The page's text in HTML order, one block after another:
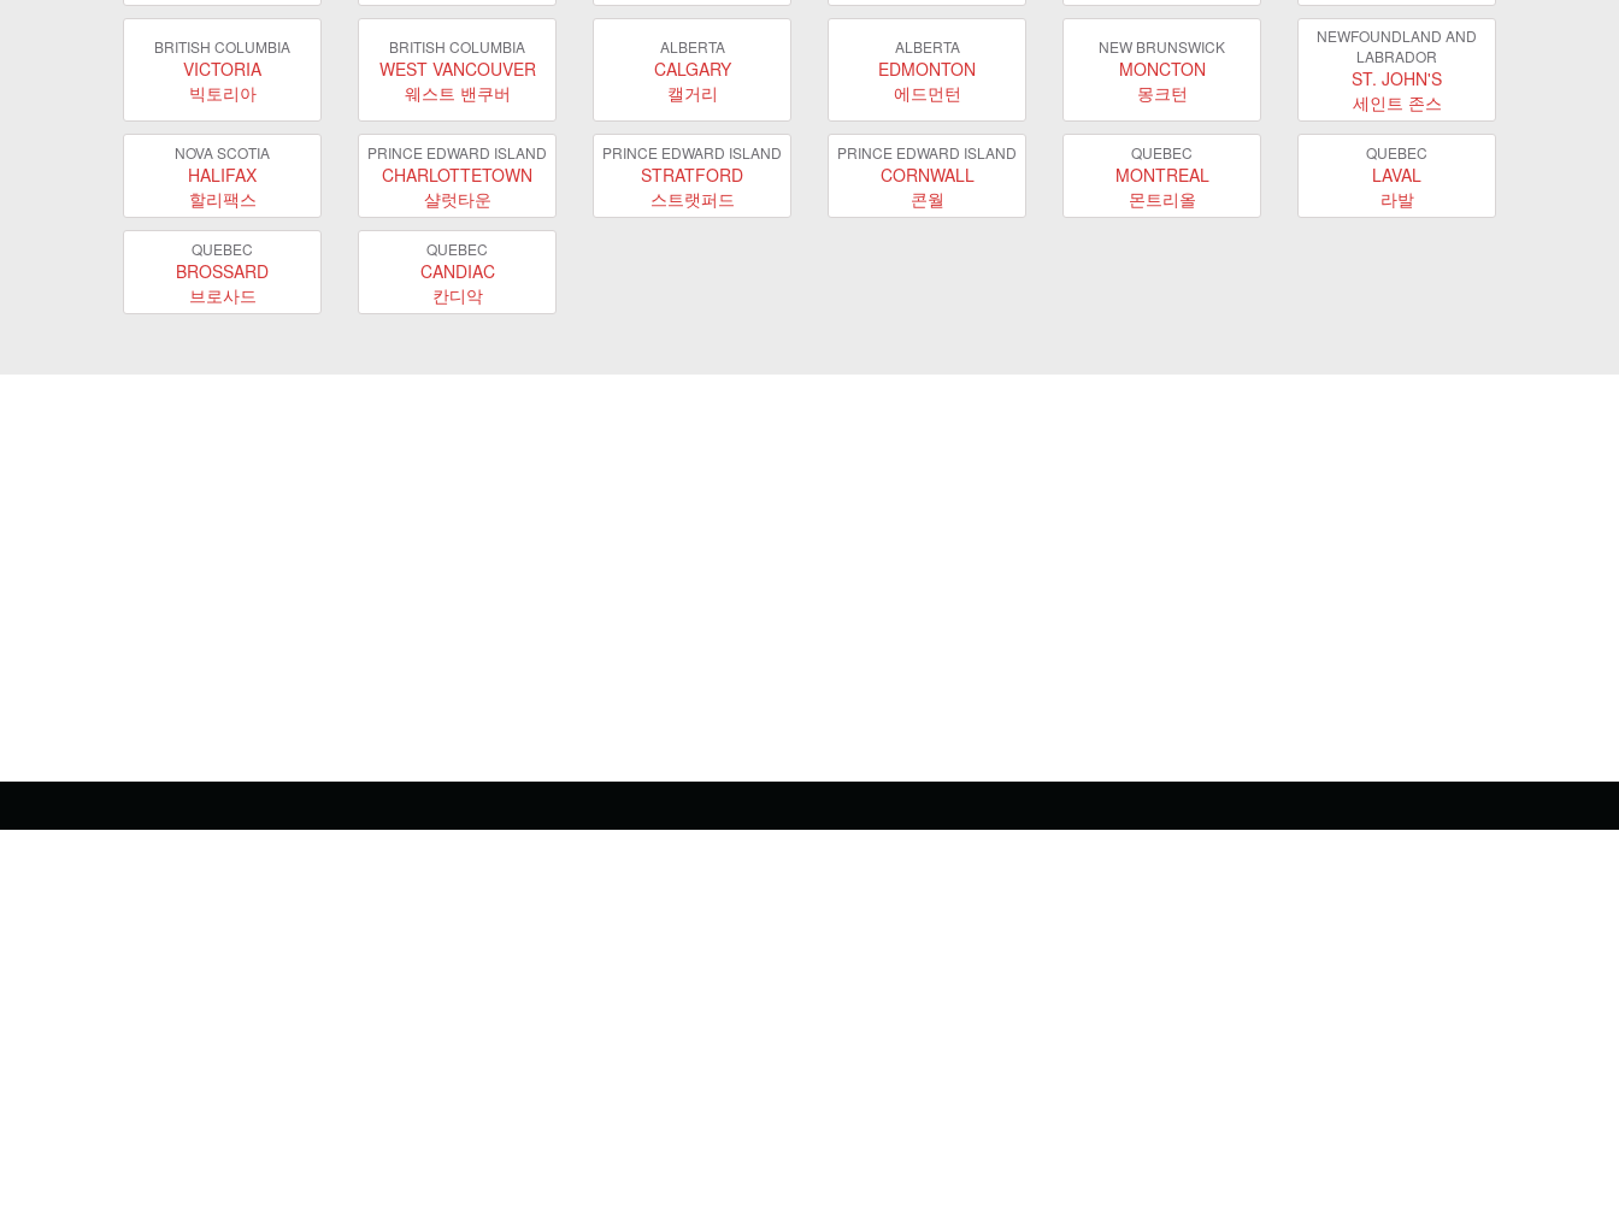
BRITISH COLUMBIA
VICTORIA
빅토리아
BRITISH COLUMBIA
WEST VANCOUVER
웨스트 밴쿠버
ALBERTA
CALGARY
캘거리
ALBERTA
EDMONTON
에드먼턴
NEW BRUNSWICK
MONCTON
몽크턴
NEWFOUNDLAND AND
LABRADOR
ST. JOHN'S
세인트 존스
NOVA SCOTIA
HALIFAX
할리팩스
PRINCE EDWARD ISLAND
CHARLOTTETOWN
샬럿타운
PRINCE EDWARD ISLAND
STRATFORD
스트랫퍼드
PRINCE EDWARD ISLAND
CORNWALL
콘월
QUEBEC
MONTREAL
몬트리올
QUEBEC
LAVAL
라발
QUEBEC
BROSSARD
브로사드
QUEBEC
CANDIAC
칸디악